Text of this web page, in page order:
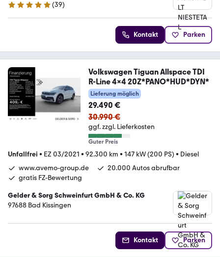
5 Sterne
(39)
Kontakt Parken
Volkswagen Tiguan Allspace TDI
R-Line 4x4 20Z*PANO*HUD*DYN*
Lieferung möglich
29.490 €
30.990 €
ggf. zzgl. Lieferkosten
Guter Preis
Unfallfrei • EZ 03/2021 • 92.300 km • 147 kW (200 PS) • Diesel
www.avemo-group.de
20.000 Autos abrufbar
gratis FZ-Bewertung
Gelder & Sorg Schweinfurt GmbH & Co. KG
97688 Bad Kissingen
Kontakt Parken